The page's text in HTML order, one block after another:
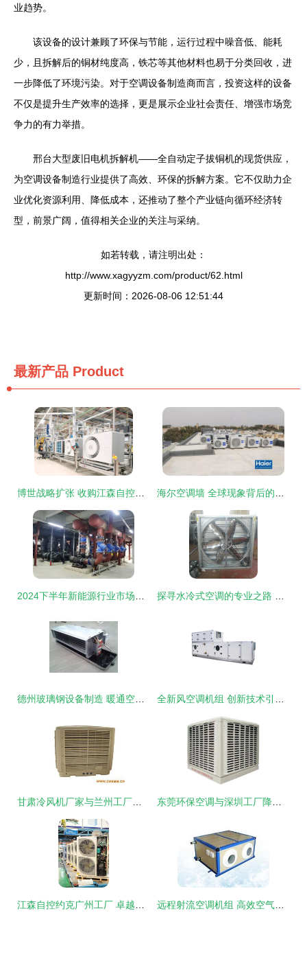
业趋势。
该设备的设计兼顾了环保与节能，运行过程中噪音低、能耗
少，且拆解后的铜材纯度高，铁芯等其他材料也易于分类回收，进
一步降低了环境污染。对于空调设备制造商而言，投资这样的设备
不仅是提升生产效率的选择，更是展示企业社会责任、增强市场竞
争力的有力举措。
邢台大型废旧电机拆解机——全自动定子拔铜机的现货供应，
为空调设备制造行业提供了高效、环保的拆解方案。它不仅助力企
业优化资源利用、降低成本，还推动了整个产业链向循环经济转
型，前景广阔，值得相关企业的关注与采纳。
如若转载，请注明出处：
http://www.xagyyzm.com/product/62.html
更新时间：2026-08-06 12:51:44
最新产品 Product